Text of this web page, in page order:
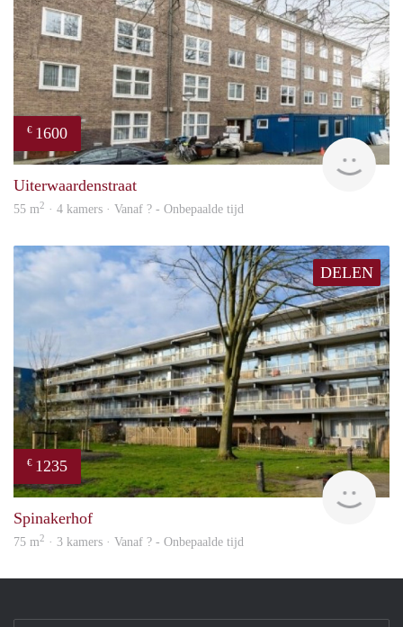
€ 1600
Uiterwaardenstraat
55 m2 · 4 kamers · Vanaf ? - Onbepaalde tijd
DELEN
€ 1235
Spinakerhof
75 m2 · 3 kamers · Vanaf ? - Onbepaalde tijd